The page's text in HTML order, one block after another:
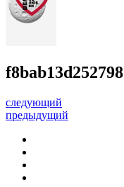
следующий
предыдущий